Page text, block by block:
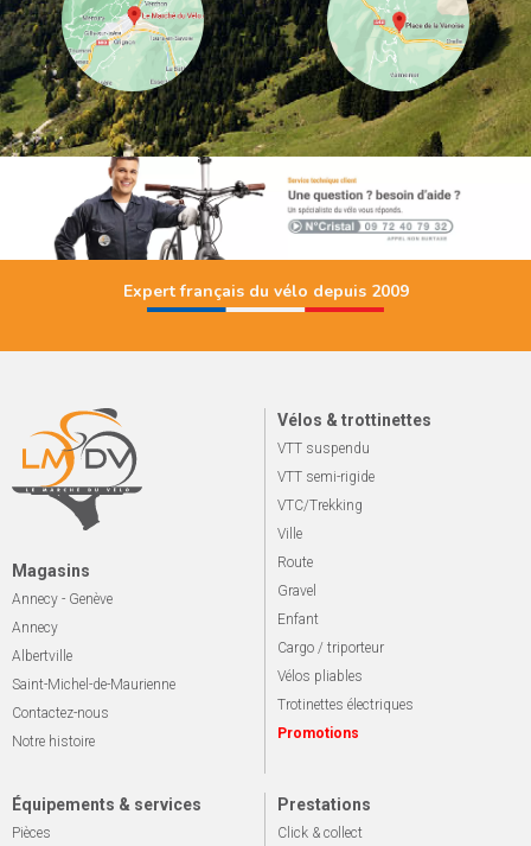
Expert français du vélo depuis 2009
Magasins
Annecy - Genève
Annecy
Albertville
Saint-Michel-de-Maurienne
Contactez-nous
Notre histoire
Vélos & trottinettes
VTT suspendu
VTT semi-rigide
VTC/Trekking
Ville
Route
Gravel
Enfant
Cargo / triporteur
Vélos pliables
Trotinettes électriques
Promotions
Équipements & services
Pièces
Prestations
Click & collect